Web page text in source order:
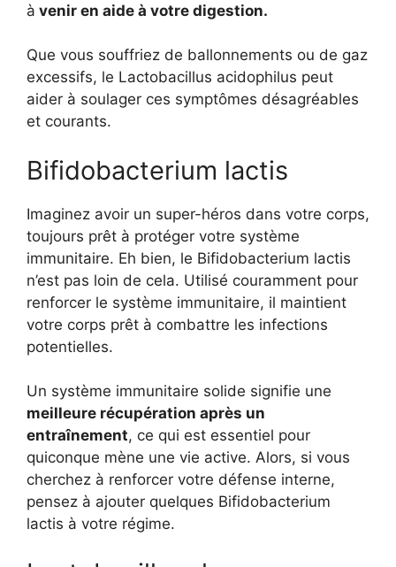
à venir en aide à votre digestion.
Que vous souffriez de ballonnements ou de gaz
excessifs, le Lactobacillus acidophilus peut
aider à soulager ces symptômes désagréables
et courants.
Bifidobacterium lactis
Imaginez avoir un super-héros dans votre corps,
toujours prêt à protéger votre système
immunitaire. Eh bien, le Bifidobacterium lactis
n’est pas loin de cela. Utilisé couramment pour
renforcer le système immunitaire, il maintient
votre corps prêt à combattre les infections
potentielles.
Un système immunitaire solide signifie une
meilleure récupération après un
entraînement, ce qui est essentiel pour
quiconque mène une vie active. Alors, si vous
cherchez à renforcer votre défense interne,
pensez à ajouter quelques Bifidobacterium
lactis à votre régime.